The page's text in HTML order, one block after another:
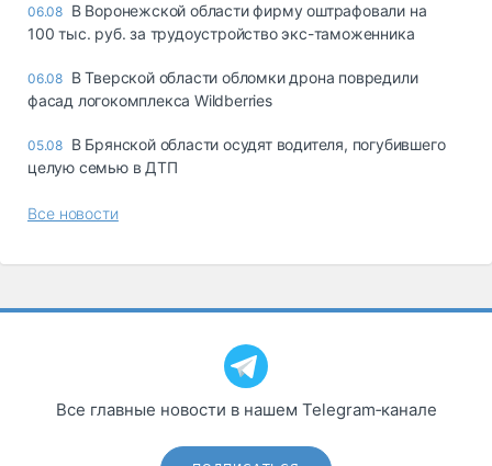
06.08 В Воронежской области фирму оштрафовали на
100 тыс. руб. за трудоустройство экс-таможенника
06.08 В Тверской области обломки дрона повредили
фасад логокомплекса Wildberries
05.08 В Брянской области осудят водителя, погубившего
целую семью в ДТП
Все новости
Все главные новости в нашем Telegram‑канале